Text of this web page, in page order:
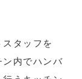
タッフを
ン内でハンバ